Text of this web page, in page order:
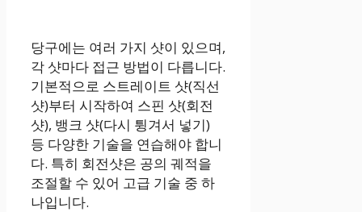
당구에는 여러 가지 샷이 있으며,
각 샷마다 접근 방법이 다릅니다.
기본적으로 스트레이트 샷(직선
샷)부터 시작하여 스핀 샷(회전
샷), 뱅크 샷(다시 튕겨서 넣기)
등 다양한 기술을 연습해야 합니
다. 특히 회전샷은 공의 궤적을
조절할 수 있어 고급 기술 중 하
나입니다.